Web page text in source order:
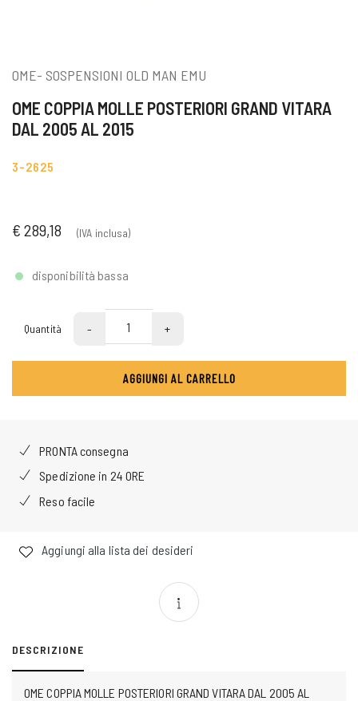
OME- SOSPENSIONI OLD MAN EMU
OME COPPIA MOLLE POSTERIORI GRAND VITARA
DAL 2005 AL 2015
3-2625
€ 289,18 (IVA inclusa)
disponibilità bassa
Quantità - +
AGGIUNGI AL CARRELLO
PRONTA consegna
Spedizione in 24 ORE
Reso facile
Aggiungi alla lista dei desideri
DESCRIZIONE
OME COPPIA MOLLE POSTERIORI GRAND VITARA DAL 2005 AL